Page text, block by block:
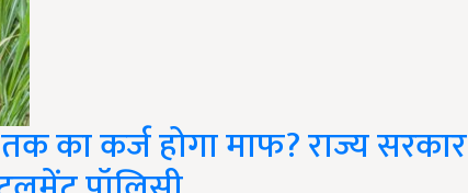
का कर्ज होगा माफ? राज्य सरकार
पॉलिसी